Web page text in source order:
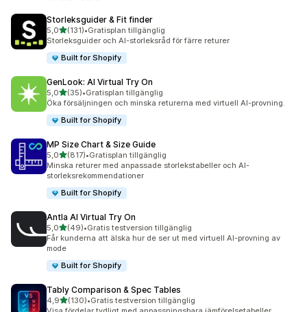
Storleksguider & Fit finder
5,0av 5 stjärnor
(131)
131 recensioner totalt
•Gratisplan tillgänglig
Storleksguider och AI-storleksråd för färre returer
Built for Shopify
GenLook: AI Virtual Try On
5,0av 5 stjärnor
(35)
35 recensioner totalt
•Gratisplan tillgänglig
Öka försäljningen och minska returerna med virtuell AI-provning.
Built for Shopify
MP Size Chart & Size Guide
5,0av 5 stjärnor
(817)
817 recensioner totalt
•Gratisplan tillgänglig
Minska returer med anpassade storlekstabeller och AI-
storleksrekommendationer
Built for Shopify
Antla AI Virtual Try On
5,0av 5 stjärnor
(49)
49 recensioner totalt
•Gratis testversion tillgänglig
Får kunderna att älska hur de ser ut med virtuell AI-provning av
mode
Built for Shopify
Tably Comparison & Spec Tables
4,9av 5 stjärnor
(130)
130 recensioner totalt
•Gratis testversion tillgänglig